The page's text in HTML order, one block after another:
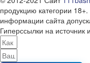
продукцию категории
информации сайта
Гиперссылки на